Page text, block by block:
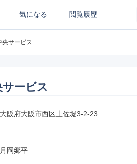
気になる 閲覧履歴
央サービス
ービス
大阪府大阪市西区土佐堀3-2-23
月岡郷平